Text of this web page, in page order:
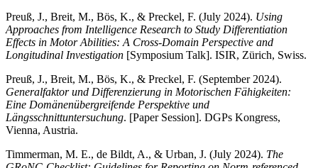
Preuß, J., Breit, M., Bös, K., & Preckel, F. (July 2024). Using
Approaches from Intelligence Research to Study Differentiation
Effects in Motor Abilities: A Cross-Domain Perspective and
Longitudinal Investigation [Symposium Talk]. ISIR, Zürich, Swiss.
Preuß, J., Breit, M., Bös, K., & Preckel, F. (September 2024).
Generalfaktor und Differenzierung in Motorischen Fähigkeiten:
Eine Domänenübergreifende Perspektive und
Längsschnittuntersuchung. [Paper Session]. DGPs Kongress,
Vienna, Austria.
Timmerman, M. E., de Bildt, A., & Urban, J. (July 2024). The